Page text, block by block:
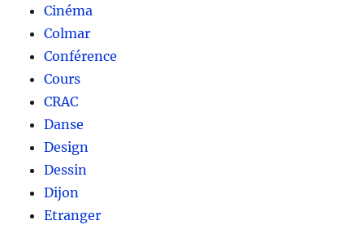
Cinéma
Colmar
Conférence
Cours
CRAC
Danse
Design
Dessin
Dijon
Etranger